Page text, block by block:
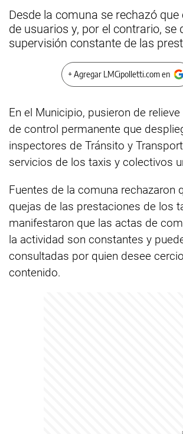
Desde la comuna se rechazó
de usuarios y, por el contrario, se
supervisión constante de las
+ Agregar LMCipolletti.com en
En el Municipio, pusieron de
de control permanente que
inspectores de Tránsito y
servicios de los taxis y colectivos
Fuentes de la comuna rechazaron
quejas de las prestaciones de los
manifestaron que las actas de
la actividad son constantes y
consultadas por quien desee
contenido.